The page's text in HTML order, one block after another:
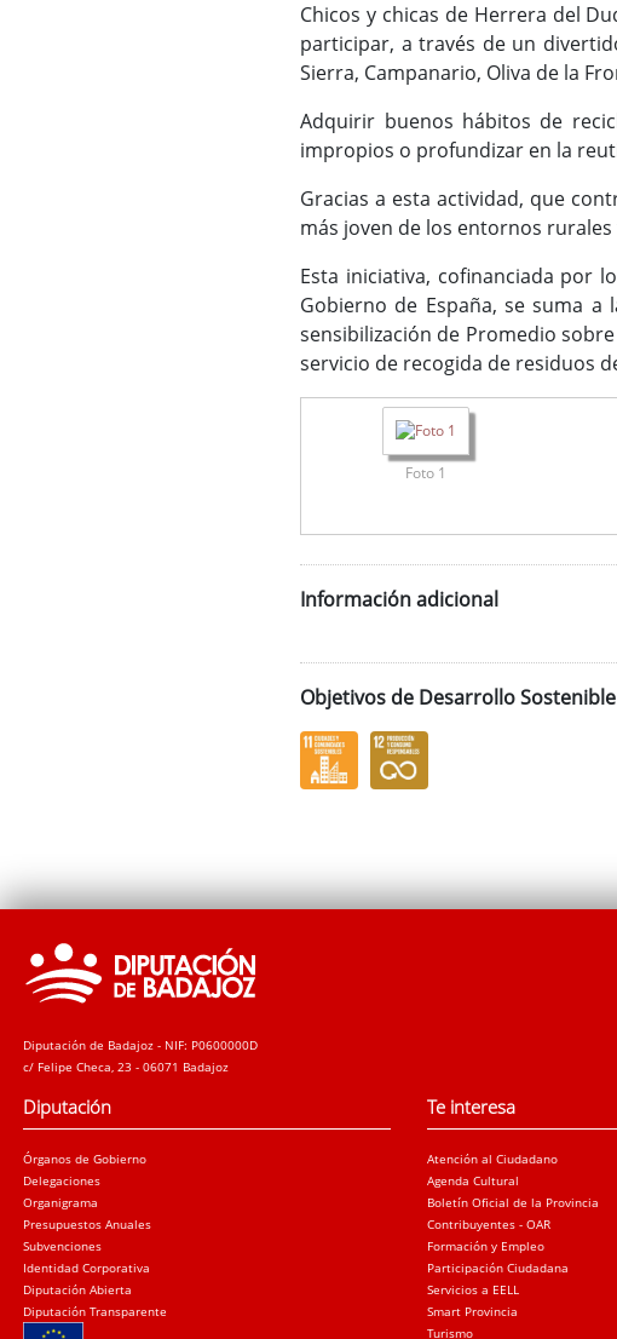
Chicos y chicas de Herrera del
participar, a través de un
Sierra, Campanario, Oliva de la
Adquirir buenos hábitos de
impropios o profundizar en la
Gracias a esta actividad, que
más joven de los entornos
Esta iniciativa, cofinanciada por
Gobierno de España, se suma
sensibilización de Promedio
servicio de recogida de residuos
Foto 1
Información adicional
Objetivos de Desarrollo Sostenible
Diputación de Badajoz - NIF: P0600000D
c/ Felipe Checa, 23 - 06071 Badajoz
Diputación
Órganos de Gobierno
Delegaciones
Organigrama
Presupuestos Anuales
Subvenciones
Identidad Corporativa
Diputación Abierta
Diputación Transparente
Te interesa
Atención al Ciudadano
Agenda Cultural
Boletín Oficial de la Provincia
Contribuyentes - OAR
Formación y Empleo
Participación Ciudadana
Servicios a EELL
Smart Provincia
Turismo